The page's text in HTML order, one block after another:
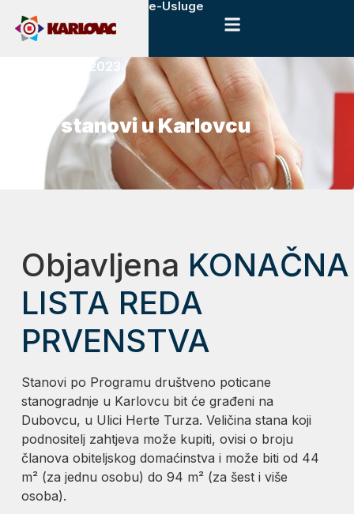
e-Usluge
12. siječnja, 2023.
POS stanovi u Karlovcu
Objavljena KONAČNA
LISTA REDA
PRVENSTVA
Stanovi po Programu društveno poticane
stanogradnje u Karlovcu bit će građeni na
Dubovcu, u Ulici Herte Turza. Veličina stana koji
podnositelj zahtjeva može kupiti, ovisi o broju
članova obiteljskog domaćinstva i može biti od 44
m² (za jednu osobu) do 94 m² (za šest i više
osoba).